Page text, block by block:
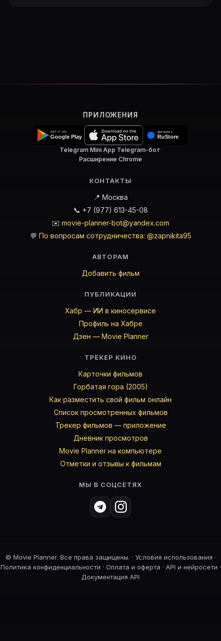
ПРИЛОЖЕНИЯ
Telegram Mini App·Telegram-бот·
Расширение Chrome
КОНТАКТЫ
📍 Москва
📞 +7 (977) 613-45-08
✉️ movie-planner-bot@yandex.com
💬 По вопросам сотрудничества: @zapnikita95
АВТОРАМ
Добавить фильм
ПУБЛИКАЦИИ
Хабр — ИИ в киносервисе
Профиль на Хабре
Дзен — Movie Planner
ТРЕКЕР КИНО
Карточки фильмов
Горбатая гора (2005)
Как разместить свой фильм онлайн
Список просмотренных фильмов
Трекер фильмов — приложение
Дневник просмотров
Movie Planner на компьютере
Отметки и отзывы к фильмам
МЫ В СОЦСЕТЯХ
© Movie Planner. Все права защищены. · Условия использования ·
Политика конфиденциальности · Оплата и оферта · API и нейросети ·
Документация API